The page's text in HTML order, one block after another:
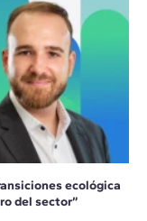
ecológica
del sector”